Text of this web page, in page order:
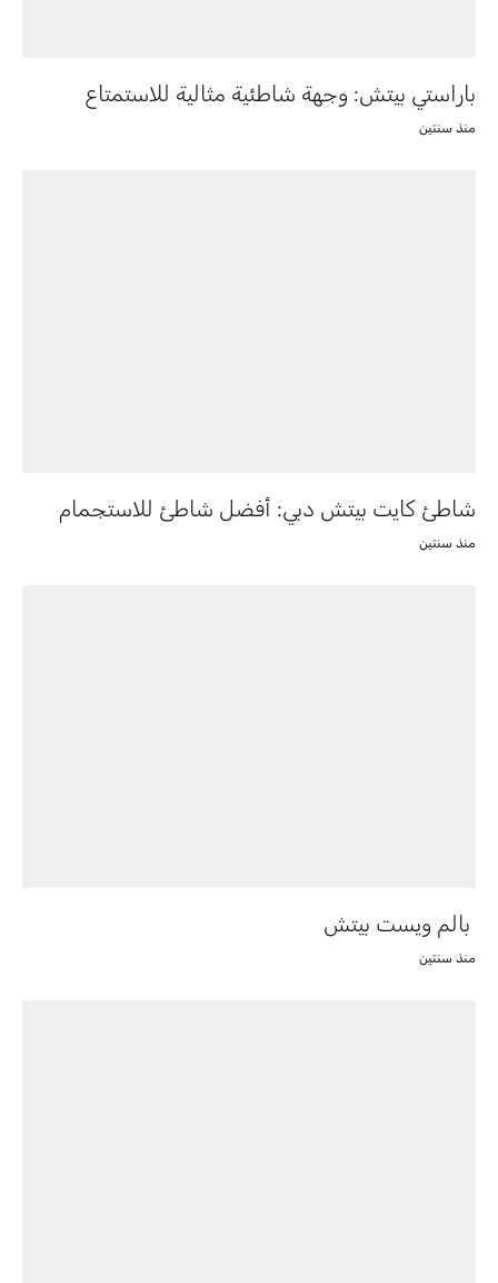
باراستي بيتش: وجهة شاطئية مثالية للاستمتاع
منذ سنتين
شاطئ كايت بيتش دبي: أفضل شاطئ للاستجمام
منذ سنتين
بالم ويست بيتش
منذ سنتين